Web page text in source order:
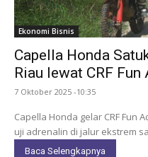
Ekonomi Bisnis
Capella Honda
Riau lewat CRF Fun
7 Oktober 2025 -10:35
Capella Honda gelar CRF Fun
uji adrenalin di jalur ekstrem
Baca Selengkapnya